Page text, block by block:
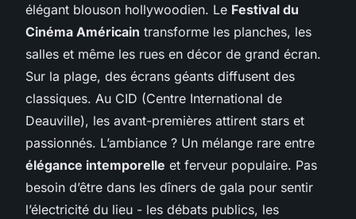
élégant blouson hollywoodien. Le Festival du
Cinéma Américain transforme les planches, les
salles et même les rues en décor de grand écran.
Sur la plage, des écrans géants diffusent des
classiques. Au CID (Centre International de
Deauville), les avant-premières attirent stars et
passionnés. L’ambiance ? Un mélange rare entre
élégance intemporelle et ferveur populaire. Pas
besoin d’être dans les dîners de gala pour sentir
l’électricité du lieu - les débats publics, les